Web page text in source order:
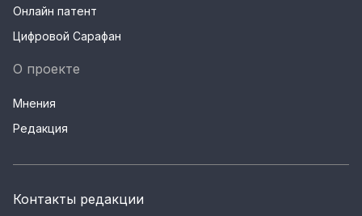
Онлайн патент
Цифровой Сарафан
О проекте
Мнения
Редакция
Контакты редакции